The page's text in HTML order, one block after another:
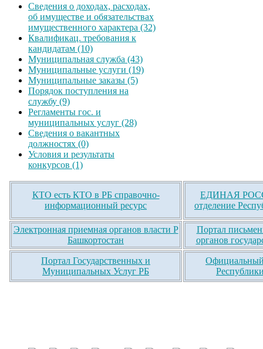
Сведения о доходах, расходах,
об имуществе и обязательствах
имущественного характера (32)
Квалификац. требования к
кандидатам (10)
Муниципальная служба (43)
Муниципальные услуги (19)
Муниципальные заказы (5)
Порядок поступления на
службу (9)
Регламенты гос. и
муниципальных услуг (28)
Сведения о вакантных
должностях (0)
Условия и результаты
конкурсов (1)
КТО есть КТО в РБ справочно-
информационный ресурс
ЕДИНАЯ
отделение
Электронная приемная органов власти Р
Башкортостан
Портал
органов
Портал Государственных и
Муниципальных Услуг РБ
Официальный